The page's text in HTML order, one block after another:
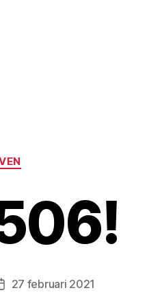
27 februari 2021